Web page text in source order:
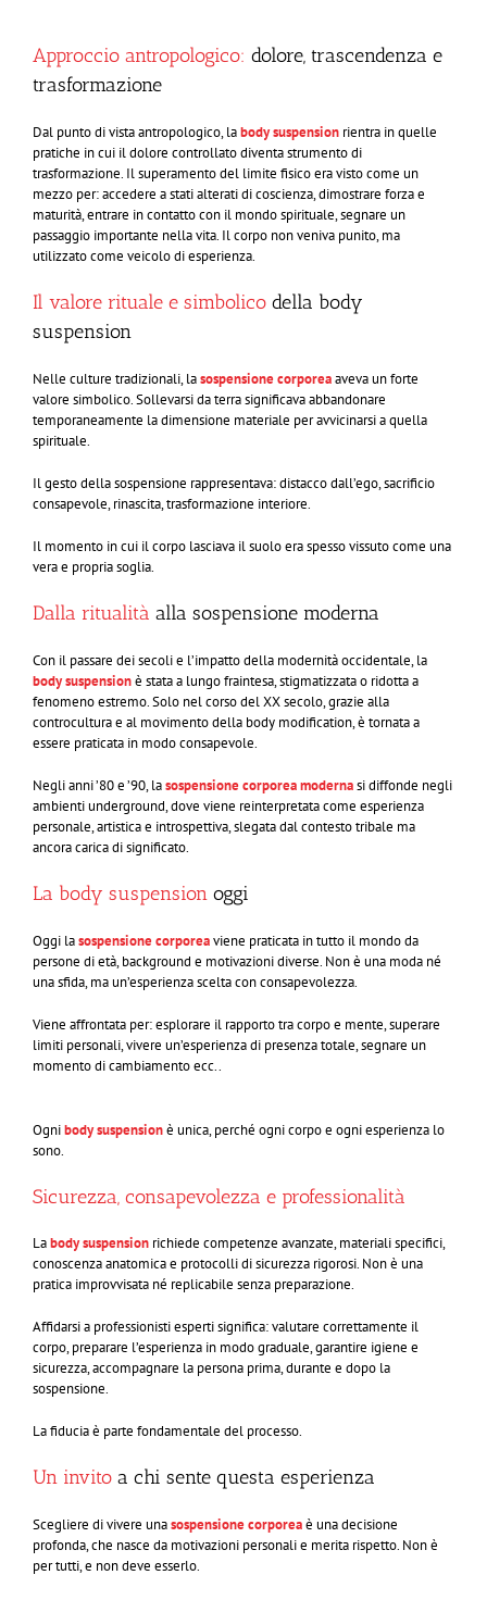
Approccio antropologico: dolore, trascendenza e
trasformazione
Dal punto di vista antropologico, labody suspensionrientra in quelle
pratiche in cui il dolore controllato diventa strumento di
trasformazione. Il superamento del limite fisico era visto come un
mezzo per: accedere a stati alterati di coscienza, dimostrare forza e
maturità, entrare in contatto con il mondo spirituale, segnare un
passaggio importante nella vita. Il corpo non veniva punito, ma
utilizzato come veicolo di esperienza.
Il valore rituale e simbolicodella body
suspension
Nelle culture tradizionali, lasospensione corporeaaveva un forte
valore simbolico. Sollevarsi da terra significava abbandonare
temporaneamente la dimensione materiale per avvicinarsi a quella
spirituale.
Il gesto della sospensione rappresentava: distacco dall’ego, sacrificio
consapevole, rinascita, trasformazione interiore.
Il momento in cui il corpo lasciava il suolo era spesso vissuto come una
vera e propria soglia.
Dalla ritualità alla sospensione moderna
Con il passare dei secoli e l’impatto della modernità occidentale, la
body suspensionè stata a lungo fraintesa, stigmatizzata o ridotta a
fenomeno estremo. Solo nel corso del XX secolo, grazie alla
controcultura e al movimento della body modification, è tornata a
essere praticata in modo consapevole.
Negli anni ’80 e ’90, lasospensione corporea modernasi diffonde negli
ambienti underground, dove viene reinterpretata come esperienza
personale, artistica e introspettiva, slegata dal contesto tribale ma
ancora carica di significato.
La body suspensionoggi
Oggi lasospensione corporeaviene praticata in tutto il mondo da
persone di età, background e motivazioni diverse. Non è una moda né
una sfida, ma un’esperienza scelta con consapevolezza.
Viene affrontata per: esplorare il rapporto tra corpo e mente, superare
limiti personali, vivere un’esperienza di presenza totale, segnare un
momento di cambiamento ecc..
Ognibody suspensionè unica, perché ogni corpo e ogni esperienza lo
sono.
Sicurezza, consapevolezza e professionalità
Labody suspensionrichiede competenze avanzate, materiali specifici,
conoscenza anatomica e protocolli di sicurezza rigorosi. Non è una
pratica improvvisata né replicabile senza preparazione.
Affidarsi a professionisti esperti significa: valutare correttamente il
corpo, preparare l’esperienza in modo graduale, garantire igiene e
sicurezza, accompagnare la persona prima, durante e dopo la
sospensione.
La fiducia è parte fondamentale del processo.
Un invitoa chi sente questa esperienza
Scegliere di vivere unasospensione corporeaè una decisione
profonda, che nasce da motivazioni personali e merita rispetto. Non è
per tutti, e non deve esserlo.